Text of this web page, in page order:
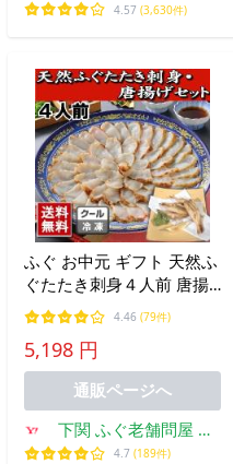
4.57 (3,630件)
ふぐ お中元 ギフト 天然ふ
ぐたたき刺身４人前 唐揚
げセット 送料無料 下関 ふ
ぐ刺し セット
4.46 (79件)
5,198 円
通販ページへ
下関 ふぐ老舗問屋 山
西水産
4.7 (189件)